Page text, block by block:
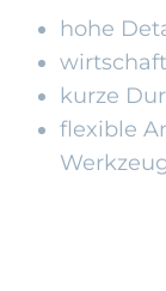
hohe
kurze
flexible